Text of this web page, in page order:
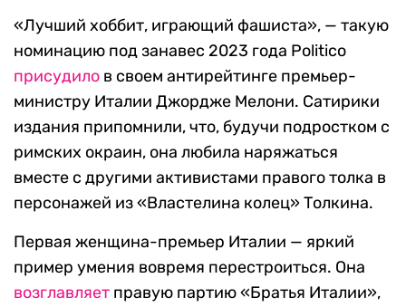
«Лучший хоббит, играющий фашиста», — такую
номинацию под занавес 2023 года Politico
присудило в своем антирейтинге премьер-
министру Италии Джордже Мелони. Сатирики
издания припомнили, что, будучи подростком с
римских окраин, она любила наряжаться
вместе с другими активистами правого толка в
персонажей из «Властелина колец» Толкина.
Первая женщина-премьер Италии — яркий
пример умения вовремя перестроиться. Она
возглавляет правую партию «Братья Италии»,